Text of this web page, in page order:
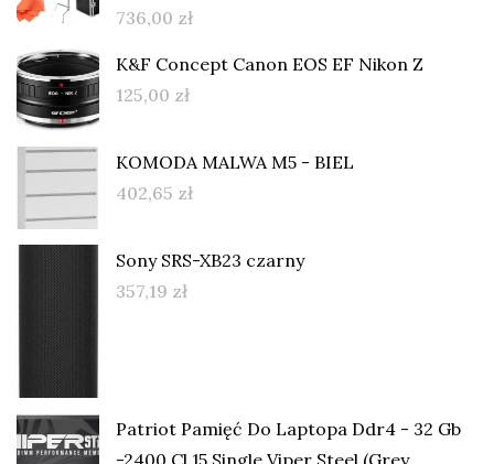
736,00 zł
K&F Concept Canon EOS EF Nikon Z
125,00 zł
KOMODA MALWA M5 - BIEL
402,65 zł
Sony SRS-XB23 czarny
357,19 zł
Patriot Pamięć Do Laptopa Ddr4 - 32 Gb
-2400 Cl 15 Single Viper Steel (Grey,